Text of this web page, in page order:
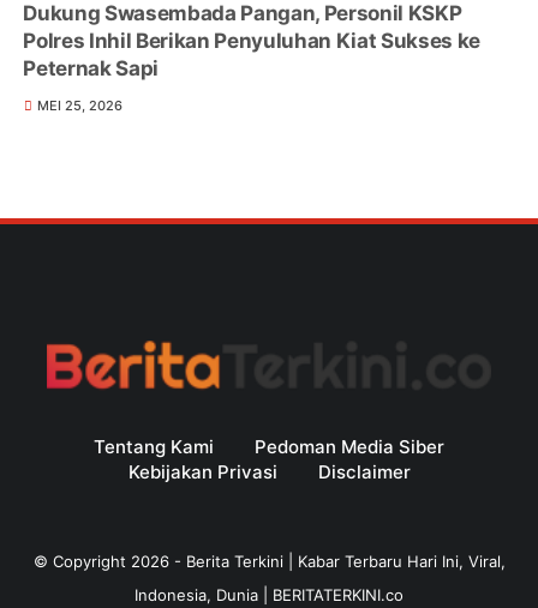
Dukung Swasembada Pangan, Personil KSKP
Polres Inhil Berikan Penyuluhan Kiat Sukses ke
Peternak Sapi
MEI 25, 2026
Tentang Kami
Pedoman Media Siber
Kebijakan Privasi
Disclaimer
© Copyright 2026- Berita Terkini | Kabar Terbaru Hari Ini, Viral,
Indonesia, Dunia | BERITATERKINI.co